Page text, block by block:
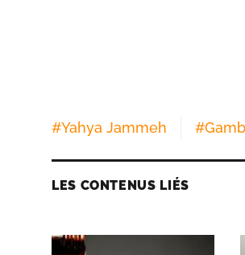
#Yahya Jammeh #
LES CONTENUS LIÉS